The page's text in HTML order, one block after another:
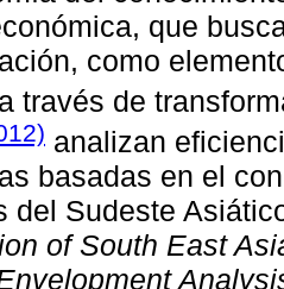
que
como
través de
analizan
basadas en el
del Sudeste
of South East